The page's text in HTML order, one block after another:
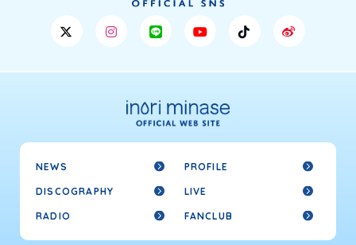
NEWS PROFILE
DISCOGRAPHY LIVE
RADIO FANCLUB